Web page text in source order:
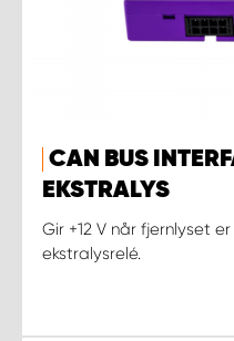
CAN BUS
EKSTRALYS
Gir +12 V når fjernlyset
ekstralysrelé.